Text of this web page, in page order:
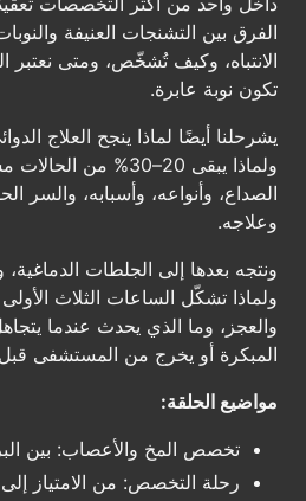
الفرق بين التشنجات العنيفة
الانتباه، وكيف تُشخّص، ومتى
تكون نوبة عابرة.
يشرحلنا أيضًا لماذا ينجح العلاج
ولماذا يبقى 20–30%
الصداع، وأنواعه، وأسبابه، والسر
وعلاجه.
ونتجه بعدها إلى الجلطات الدماغية،
ولماذا تشكّل الساعات الثلاث
والعجز، وما الذي يحدث عندما
المبكرة أو يخرج من المستشفى قبل
مواضيع الحلقة:
تخصص المخ والأعصاب: بين
رحلة التخصص: من الامتياز إلى